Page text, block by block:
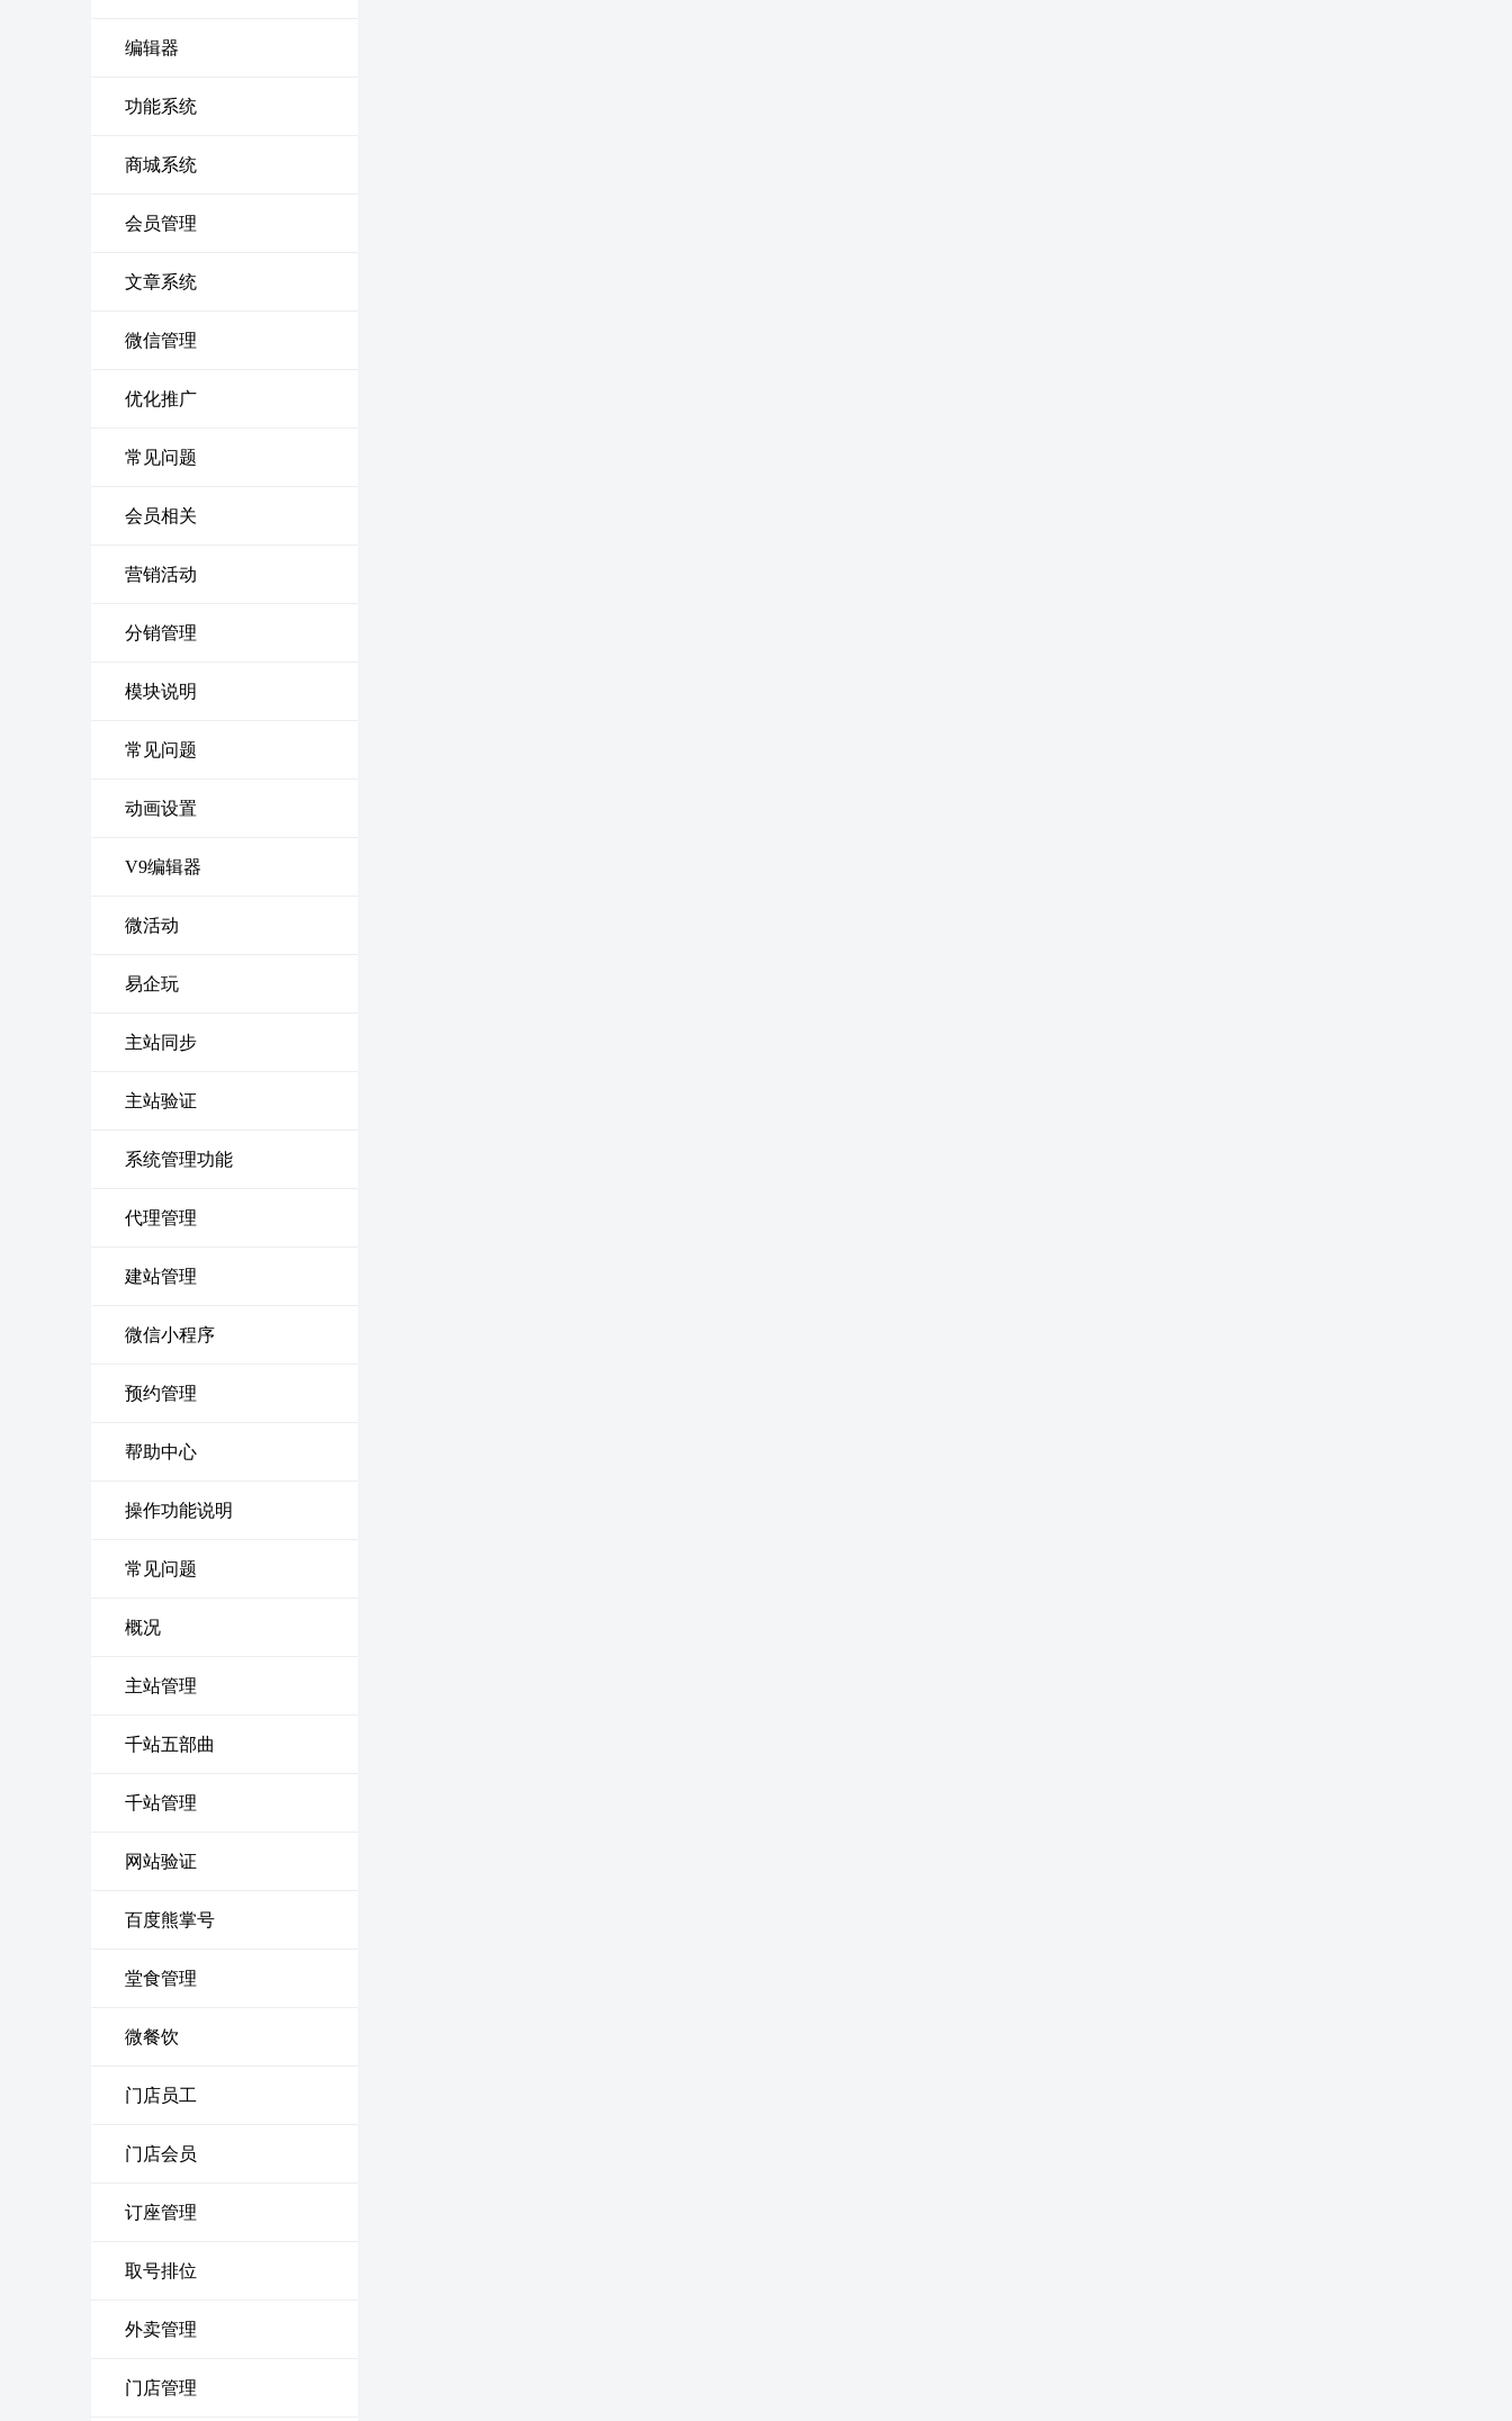
编辑器
功能系统
商城系统
会员管理
文章系统
微信管理
优化推广
常见问题
会员相关
营销活动
分销管理
模块说明
常见问题
动画设置
V9编辑器
微活动
易企玩
主站同步
主站验证
系统管理功能
代理管理
建站管理
微信小程序
预约管理
帮助中心
操作功能说明
常见问题
概况
主站管理
千站五部曲
千站管理
网站验证
百度熊掌号
堂食管理
微餐饮
门店员工
门店会员
订座管理
取号排位
外卖管理
门店管理